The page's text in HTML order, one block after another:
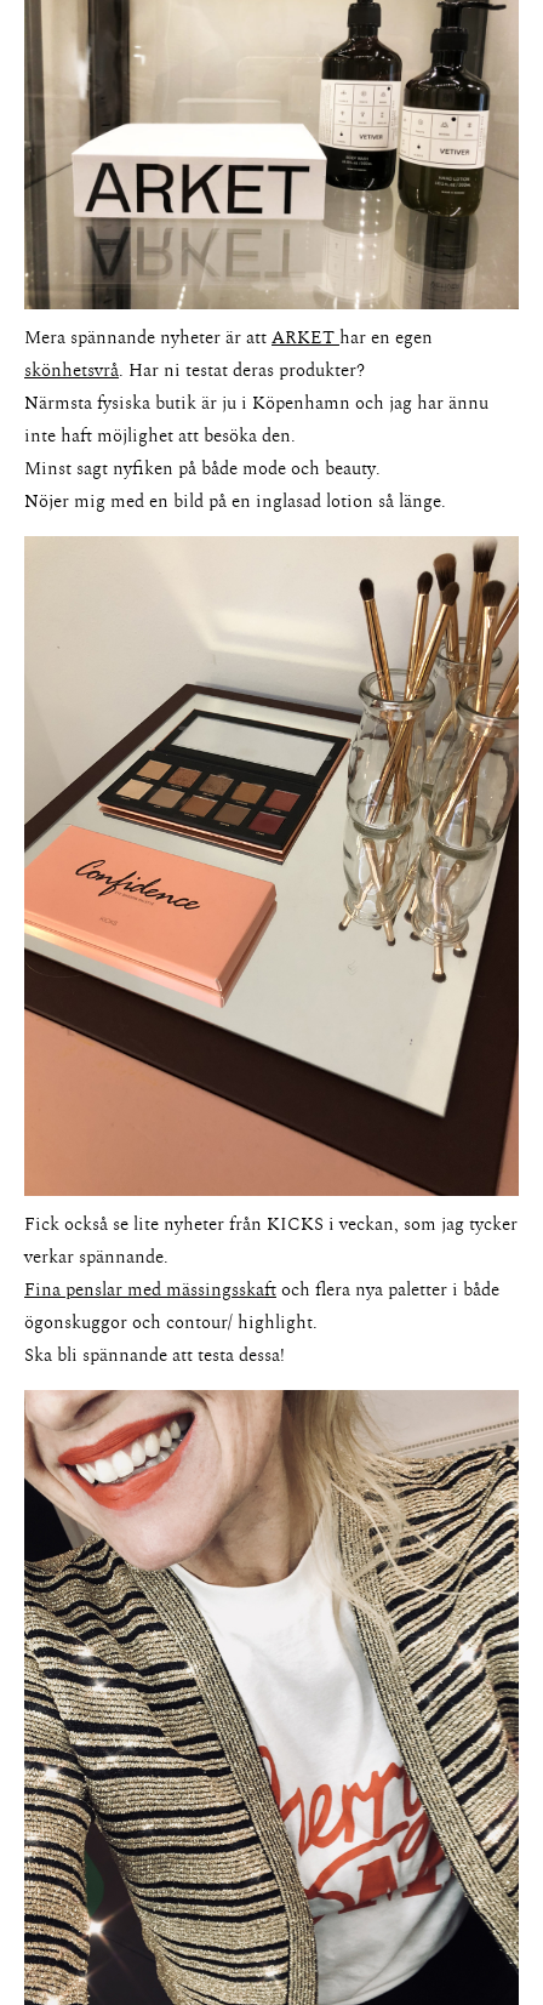
Mera spännande nyheter är attARKEThar en egen
skönhetsvrå. Har ni testat deras produkter?
Närmsta fysiska butik är ju i Köpenhamn och jag har ännu
inte haft möjlighet att besöka den.
Minst sagt nyfiken på både mode och beauty.
Nöjer mig med en bild på en inglasad lotion så länge.
Fick också se lite nyheter från KICKS i veckan, som jag tycker
verkar spännande.
Fina penslar med mässingsskaftoch flera nya paletter i både
ögonskuggor och contour/ highlight.
Ska bli spännande att testa dessa!